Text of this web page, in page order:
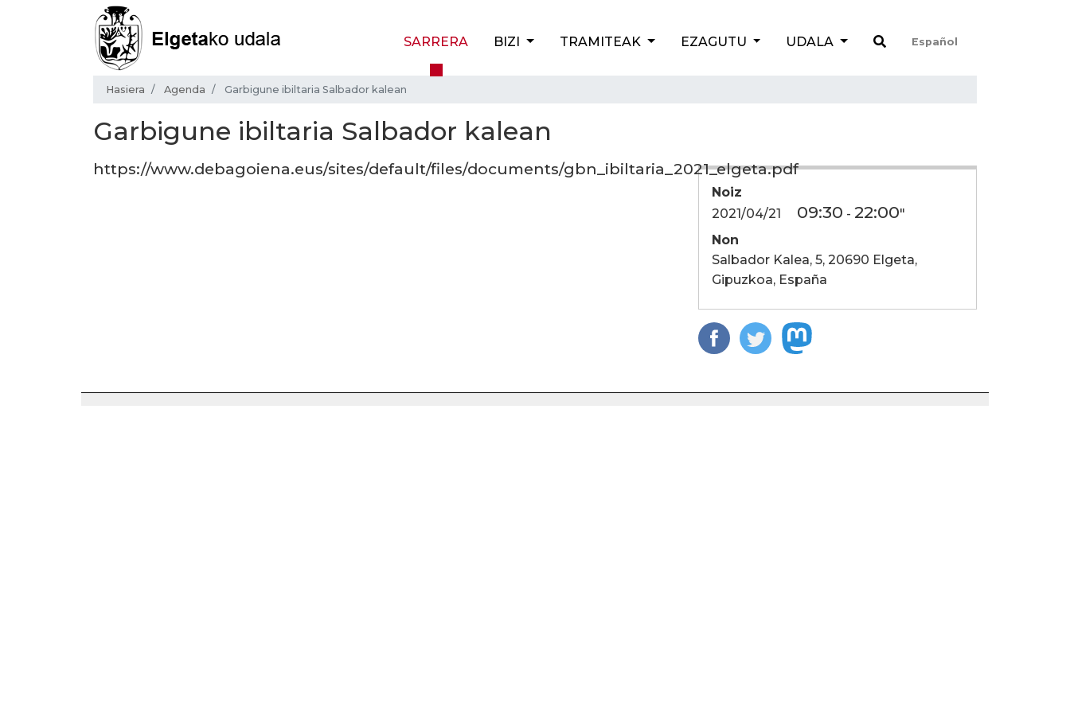
SARRERA BIZI TRAMITEAK EZAGUTU UDALA Español
Hasiera Agenda Garbigune ibiltaria Salbador kalean
Garbigune ibiltaria Salbador kalean
Noiz
2021/04/21
09:30 - 22:00"
Non
Salbador Kalea, 5, 20690 Elgeta,
Gipuzkoa, España
https://www.debagoiena.eus/sites/default/files/documents/gbn_ibiltaria_2021_elgeta.pdf